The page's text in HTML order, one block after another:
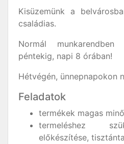
Kisüzemünk a
családias.
Normál
péntekig, napi 8 órában!
Hétvégén, ünnepnapokon
Feladatok
termékek magas
termeléshez
előkészítése,